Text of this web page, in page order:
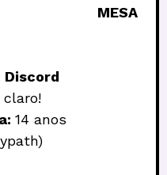
MESA
Discord
claro!
14 anos